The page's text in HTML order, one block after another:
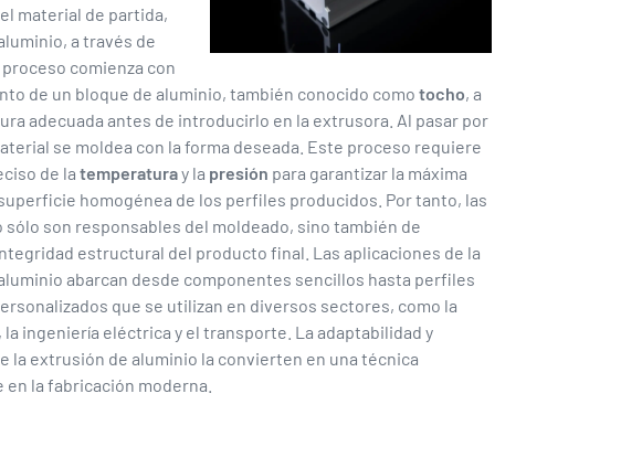
material de partida,
a través de
comienza con
de un bloque de aluminio, también conocido como tocho, a
adecuada antes de introducirlo en la extrusora. Al pasar por
se moldea con la forma deseada. Este proceso requiere
de la temperaturay la presión para garantizar la máxima
homogénea de los perfiles producidos. Por tanto, las
sólo son responsables del moldeado, sino también de
estructural del producto final. Las aplicaciones de la
abarcan desde componentes sencillos hasta perfiles
que se utilizan en diversos sectores, como la
ingeniería eléctrica y el transporte. La adaptabilidad y
la extrusión de aluminio la convierten en una técnica
la fabricación moderna.